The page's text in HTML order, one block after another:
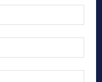
:*